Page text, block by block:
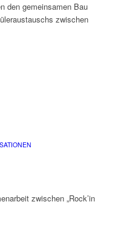
den gemeinsamen Bau
zwischen
zwischen „Rock’in